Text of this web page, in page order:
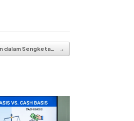
dalam Sengketa… →